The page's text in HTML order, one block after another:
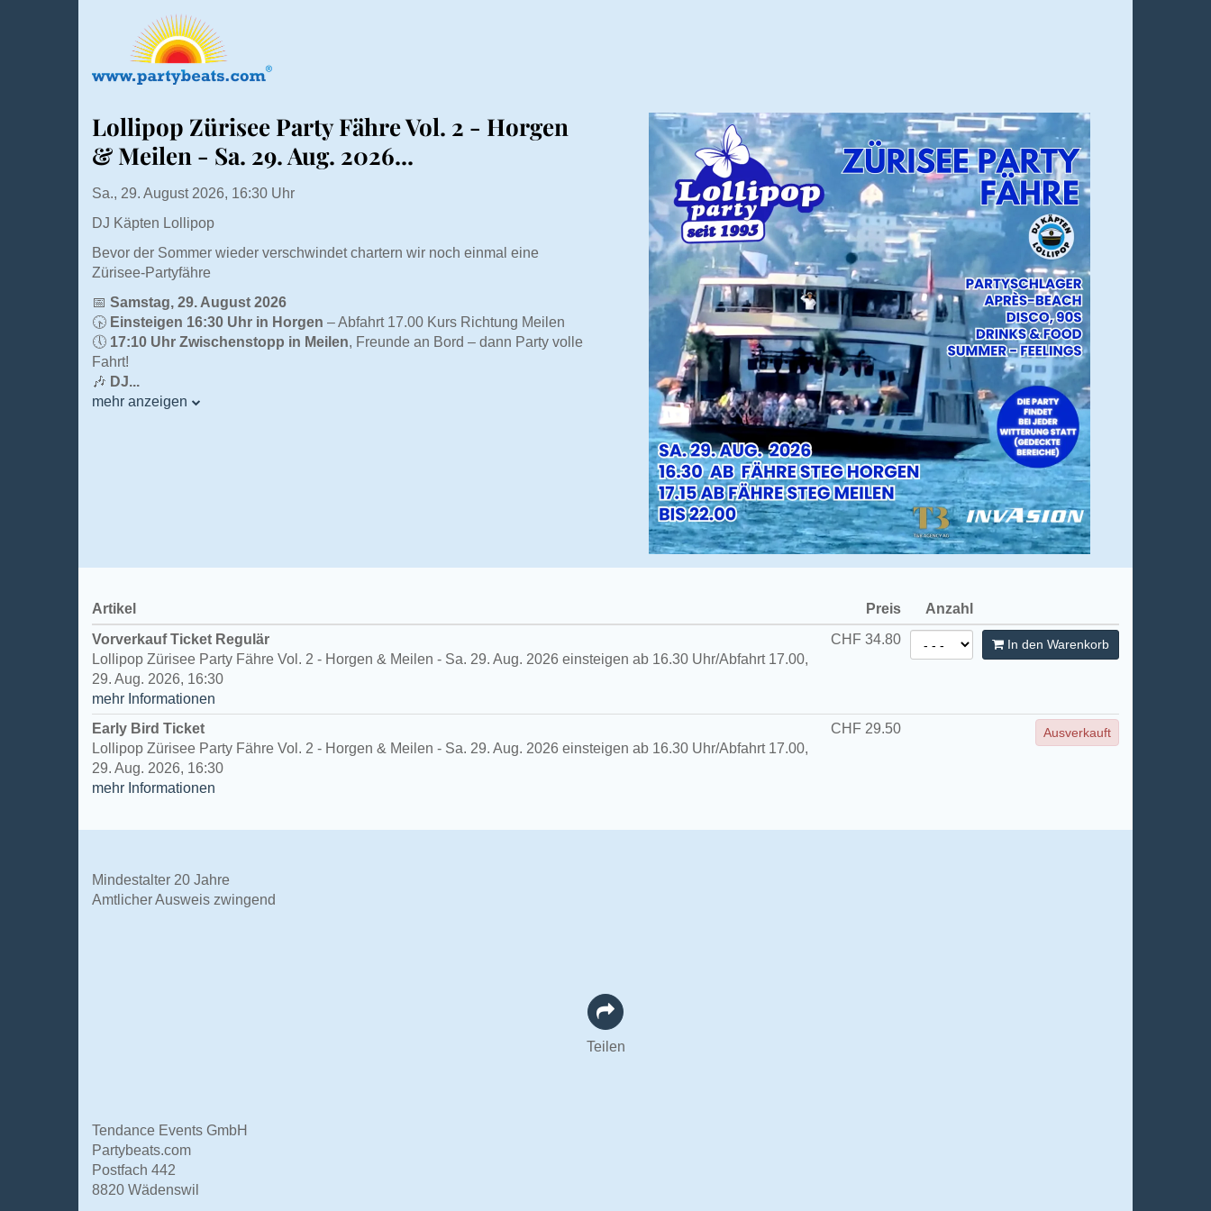
Lollipop Zürisee Party Fähre Vol. 2 - Horgen
& Meilen - Sa. 29. Aug. 2026...
Sa., 29. August 2026, 16:30 Uhr
DJ Käpten Lollipop
Bevor der Sommer wieder verschwindet chartern wir noch einmal eine
Zürisee-Partyfähre
📅 Samstag, 29. August 2026
🕟 Einsteigen 16:30 Uhr in Horgen – Abfahrt 17.00 Kurs Richtung Meilen
🕔 17:10 Uhr Zwischenstopp in Meilen, Freunde an Bord – dann Party volle
Fahrt!
🎶 DJ...
mehr anzeigen
Artikel Preis
Anzahl
Vorverkauf Ticket Regulär
Lollipop Zürisee Party Fähre Vol. 2 - Horgen & Meilen - Sa. 29. Aug. 2026 einsteigen ab 16.30 Uhr/Abfahrt 17.00,
29. Aug. 2026, 16:30
mehr Informationen
CHF 34.80 In den Warenkorb
Early Bird Ticket
Lollipop Zürisee Party Fähre Vol. 2 - Horgen & Meilen - Sa. 29. Aug. 2026 einsteigen ab 16.30 Uhr/Abfahrt 17.00,
29. Aug. 2026, 16:30
mehr Informationen
CHF 29.50 Ausverkauft
Mindestalter 20 Jahre
Amtlicher Ausweis zwingend
Teilen
Tendance Events GmbH
Partybeats.com
Postfach 442
8820 Wädenswil